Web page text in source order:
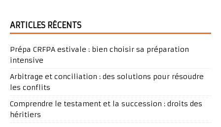
ARTICLES RÉCENTS
Prépa CRFPA estivale : bien choisir sa préparation
intensive
Arbitrage et conciliation : des solutions pour résoudre
les conflits
Comprendre le testament et la succession : droits des
héritiers